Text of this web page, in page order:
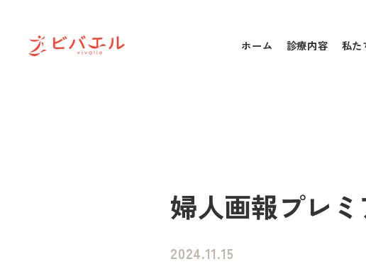
ホーム 診療内容 私た
婦人画報プレ
2024.11.15